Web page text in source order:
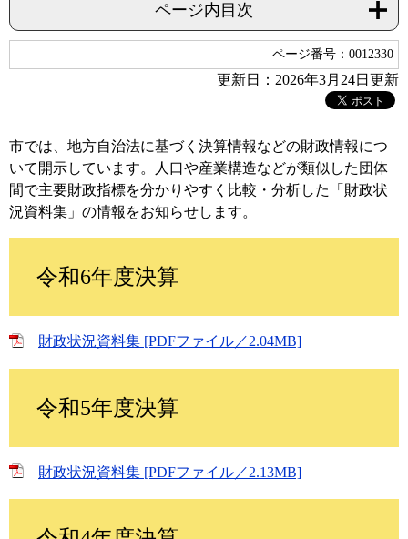
ページ内目次
ページ番号：0012330
更新日：2026年3月24日更新
市では、地方自治法に基づく決算情報などの財政情報につ
いて開示しています。人口や産業構造などが類似した団体
間で主要財政指標を分かりやすく比較・分析した「財政状
況資料集」の情報をお知らせします。
令和6年度決算
財政状況資料集 [PDFファイル／2.04MB]
令和5年度決算
財政状況資料集 [PDFファイル／2.13MB]